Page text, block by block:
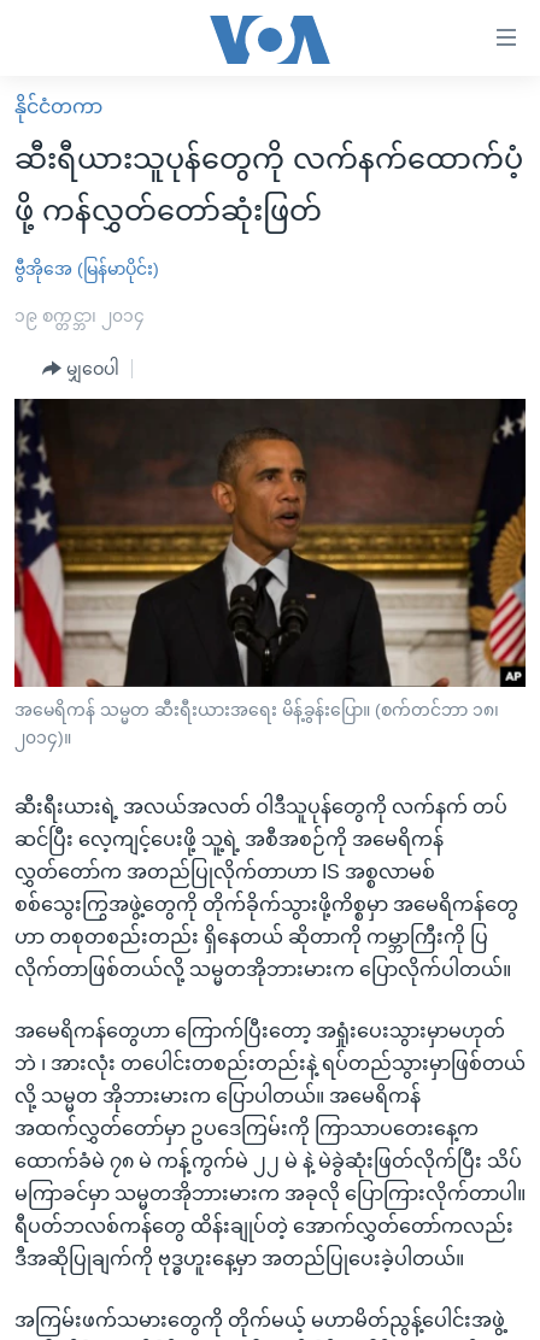
လွယ်ကူ
စေ
သည့်
Link
များ
ပင်မ
ကျော်
ကြည့်
ရန်
ပင်မ
အ
ညွန်း
စာမျက်နှာ
ကျော်
ကြည့်
ရန်
နေရာ
သို့
ကျော်
ရန်
မူလစာမျက်နှာ
မြန်မာ
ကမ္ဘာ့သတင်းများ
နိုင်ငံတကာ
အစ္စရေး-ပါလက်စတိုင်း
ဗွီဒီယို
အင်္ဂလိပ်စာလေ့လာမယ်
မကြေးမုံရဲ့ အင်္ဂလိပ်စာ
ရုပ်ရှင်ထဲက အင်္ဂလိပ်စာ
သုတပဒေသာ အင်္ဂလိပ်စာ
အပတ်စဉ်ကဏ္ဍများ
ရေဒီယို
တီဗွီ
ရေဒီယိုနှင့်ရုပ်သံ အချက်အလက်များ
ရေဒီယို/တီဗွီအစီအစဉ်
Learning English
ဗွီအိုအေ လူမှုကွန်ယက်များ
နိုင်ငံတကာ
ဆီးရီယားသူပုန်တွေကို လက်နက်ထောက်ပံ့
ဖို့ ကန်လွှတ်တော်ဆုံးဖြတ်
ဗွီအိုအေ (မြန်မာပိုင်း)
၁၉ စက္တင္ဘာ၊ ၂၀၁၄
မျှဝေပါ
အမေရိကန် သမ္မတ ဆီးရီးယားအရေး မိန့်ခွန်းပြော။ (စက်တင်ဘာ ၁၈၊
၂၀၁၄)။
ဆီးရီးယားရဲ့ အလယ်အလတ် ဝါဒီသူပုန်တွေကို လက်နက် တပ်
ဆင်ပြီး လေ့ကျင့်ပေးဖို့ သူ့ရဲ့ အစီအစဉ်ကို အမေရိကန်
လွှတ်တော်က အတည်ပြုလိုက်တာဟာ IS အစ္စလာမစ်
စစ်သွေးကြွအဖွဲ့တွေကို တိုက်ခိုက်သွားဖို့ကိစ္စမှာ အမေရိကန်တွေ
ဟာ တစုတစည်းတည်း ရှိနေတယ် ဆိုတာကို ကမ္ဘာကြီးကို ပြ
လိုက်တာဖြစ်တယ်လို့ သမ္မတအိုဘားမားက ပြောလိုက်ပါတယ်။
အမေရိကန်တွေဟာ ကြောက်ပြီးတော့ အရှုံးပေးသွားမှာမဟုတ်
ဘဲ ၊ အားလုံး တပေါင်းတစည်းတည်းနဲ့ ရပ်တည်သွားမှာဖြစ်တယ်
လို့ သမ္မတ အိုဘားမားက ပြောပါတယ်။ အမေရိကန်
အထက်လွှတ်တော်မှာ ဥပဒေကြမ်းကို ကြာသာပတေးနေ့က
ထောက်ခံမဲ ၇၈ မဲ ကန့်ကွက်မဲ ၂၂ မဲ နဲ့ မဲခွဲဆုံးဖြတ်လိုက်ပြီး သိပ်
မကြာခင်မှာ သမ္မတအိုဘားမားက အခုလို ပြောကြားလိုက်တာပါ။
ရီပတ်ဘလစ်ကန်တွေ ထိန်းချုပ်တဲ့ အောက်လွှတ်တော်ကလည်း
ဒီအဆိုပြုချက်ကို ဗုဒ္ဓဟူးနေ့မှာ အတည်ပြုပေးခဲ့ပါတယ်။
အကြမ်းဖက်သမားတွေကို တိုက်မယ့် မဟာမိတ်ညွန့်ပေါင်းအဖွဲ့